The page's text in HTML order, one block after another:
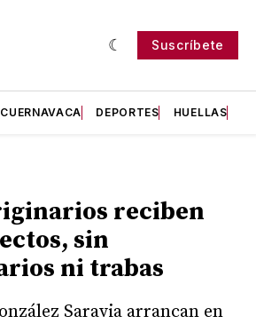
Suscríbete
CUERNAVACA DEPORTES HUELLAS
reciben
sin
ni trabas
Saravia arrancan en